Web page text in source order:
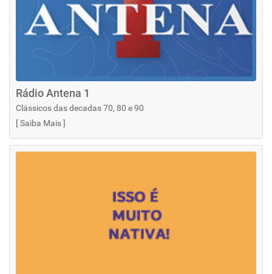
Rádio Antena 1
Clássicos das decadas 70, 80 e 90
[Saiba Mais]